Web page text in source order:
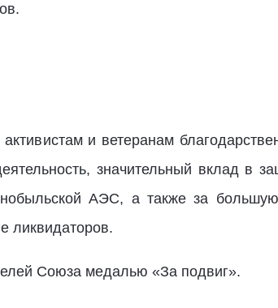
и ветеранам
значительный вклад в
АЭС, а также за
ликвидаторов.
Союза медалью «За подвиг».